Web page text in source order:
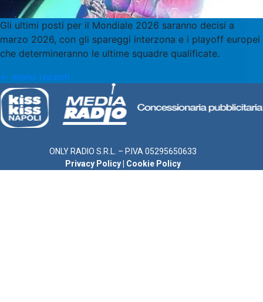
Gli ultimi posti per il Mondiale 2026 saranno decisi a
marzo 2026, con gli spareggi interzona e i playoff europei
che determineranno le ultime squadre qualificate.
← meno recenti
ONLY RADIO S.R.L. – P.IVA 05295650633
Privacy Policy
Cookie Policy